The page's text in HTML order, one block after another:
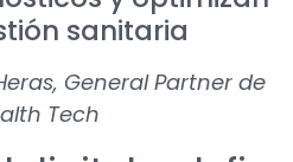
sanitaria
General Partner de
Tech